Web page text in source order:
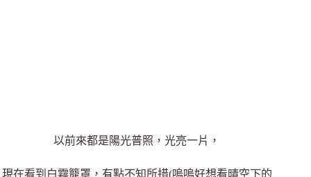
以前來都是陽光普照，光亮一片，
現在看到白霧籠罩，有點不知所措(嗚嗚好想看晴空下的